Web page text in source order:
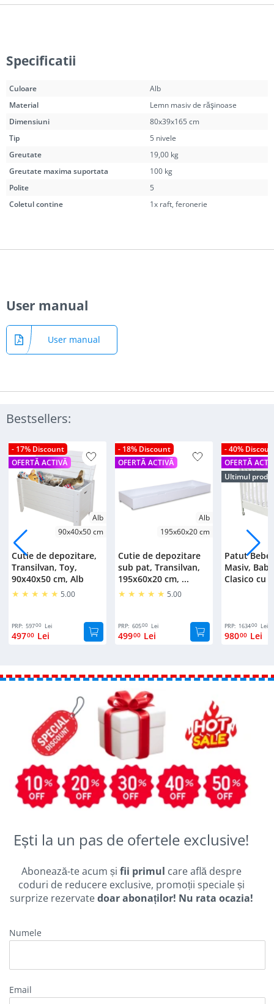
Specificatii
Culoare
Alb
Material
Lemn masiv de răşinoase
Dimensiuni
80x39x165 cm
Tip
5 nivele
Greutate
19,00 kg
Greutate maxima suportata
100 kg
Polite
5
Coletul contine
1x raft, feronerie
User manual
User manual
Bestsellers:
- 17% Discount
OFERTĂ ACTIVĂ
Alb
90x40x50 cm
Cutie de depozitare,
Transilvan, Toy,
90x40x50 cm, Alb
5.00
PRP: 59700 Lei
49700 Lei
- 18% Discount
OFERTĂ ACTIVĂ
Alb
195x60x20 cm
Cutie de depozitare
sub pat, Transilvan,
195x60x20 cm, ...
5.00
PRP: 60500 Lei
49900 Lei
- 40%
OFERTĂ
Ultimul
Patut
Masiv,
Clasico cu
PRP: 163400 Lei
98000 Lei
Ești la un pas de ofertele exclusive!
Abonează-te acum și fii primul care află despre
coduri de reducere exclusive, promoții speciale și
surprize rezervatedoar abonaților! Nu rata ocazia!
Numele
email